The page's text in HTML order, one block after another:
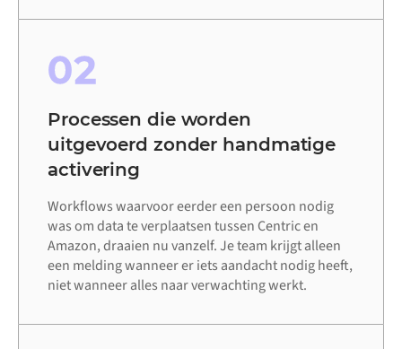
02
Processen die worden
uitgevoerd zonder handmatige
activering
Workflows waarvoor eerder een persoon nodig
was om data te verplaatsen tussen Centric en
Amazon, draaien nu vanzelf. Je team krijgt alleen
een melding wanneer er iets aandacht nodig heeft,
niet wanneer alles naar verwachting werkt.